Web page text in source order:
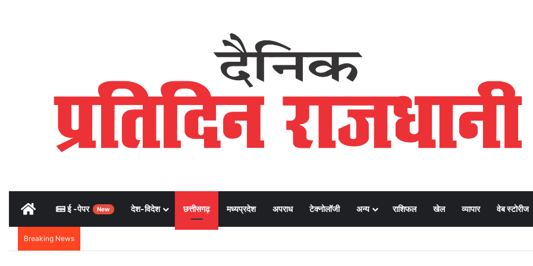
Home ई -पेपर New देश-विदेश छत्तीसगढ़ मध्यप्रदेश अपराध टेक्नोलॉजी अन्य राशिफल खेल व्यापार वेब स्टोरीज
Breaking News